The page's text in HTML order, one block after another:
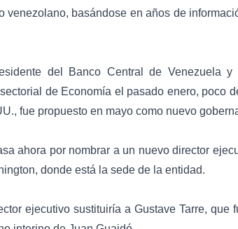
venezolano, basándose en años de
del Banco Central de Venezuela
de Economía el pasado enero, poco
fue propuesto en mayo como nuevo
ahora por nombrar a un nuevo director
donde está la sede de la entidad.
ejecutivo sustituiría a Gustave Tarre,